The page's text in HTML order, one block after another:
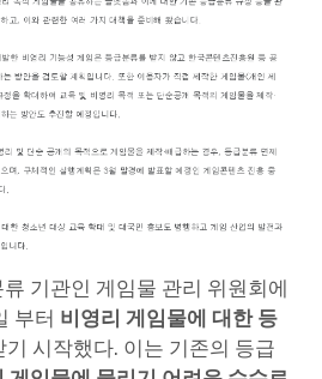
기관인 게임물 관리 위원회에
부터 비영리 게임물에 대한 등
기 시작했다. 이는 기존의 등급